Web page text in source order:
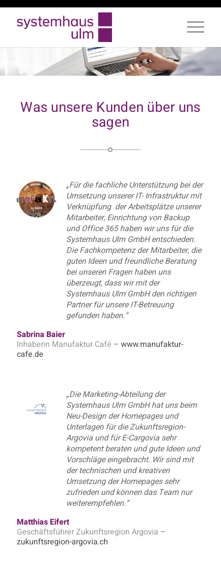
Was unsere Kunden über uns
sagen
„Für die fachliche Unterstützung bei der
Umsetzung unserer IT- Infrastruktur mit
Verknüpfung der Arbeitsplätze unserer
Mitarbeiter, Einrichtung von Backup
und Office 365 haben wir uns für die
Systemhaus Ulm GmbH entschieden.
Die Fachkompetenz der Mitarbeiter, die
guten Ideen und freundliche Beratung
bei unseren Fragen haben uns
überzeugt, dass wir mit der
Systemhaus Ulm GmbH den richtigen
Partner für unsere IT-Betreuung
gefunden haben.“
Sabrina Baier
Inhaberin Manufaktur Café – www.manufaktur-
cafe.de
„Die Marketing-Abteilung der
Systemhaus Ulm GmbH hat uns beim
Neu-Design der Homepages und
Unterlagen für die Zukunftsregion-
Argovia und für E-Cargovia sehr
kompetent beraten und gute Ideen und
Vorschläge eingebracht. Wir sind mit
der technischen und kreativen
Umsetzung der Homepages sehr
zufrieden und können das Team nur
weiterempfehlen.“
Matthias Eifert
Geschäftsführer Zukunftsregion Argovia –
zukunftsregion-argovia.ch